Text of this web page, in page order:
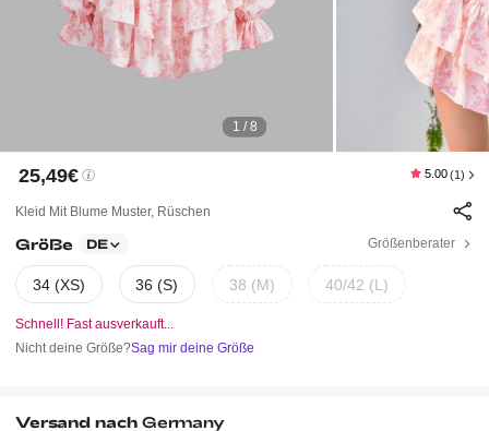
1 / 8
25,49€ 5.00 (1)
Kleid Mit Blume Muster, Rüschen
Größe DE Größenberater
34 (XS) 36 (S) 38 (M) 40/42 (L)
Schnell! Fast ausverkauft...
Nicht deine Größe?Sag mir deine Größe
Versand nachGermany